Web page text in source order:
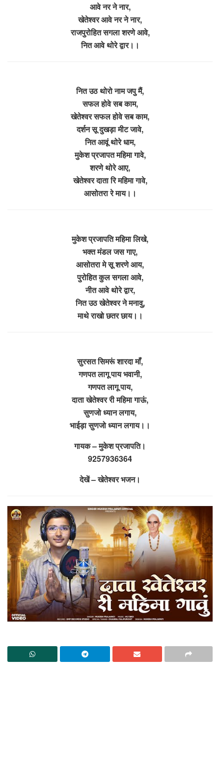
आवे नर ने नार,
खेतेश्वर आवे नर ने नार,
राजपुरोहित सगला शरणे आवे,
नित आवे थोरे द्वार।।
नित उठ थोरो नाम जपु मैं,
सफल होवे सब काम,
खेतेश्वर सफल होवे सब काम,
दर्शन सू दुखड़ा मीट जावे,
नित आवूं थोरे धाम,
मुकेश प्रजापत महिमा गावे,
शरणे थोरे आए,
खेतेश्वर दाता रि महिमा गावे,
आसोतरा रे माय।।
मुकेश प्रजापति महिमा लिखे,
भक्त मंडल जस गाए,
आसोतरा मे सू शरणे आय,
पुरोहित कुल सगला आवे,
नीत आवे थोरे द्वार,
नित उठ खेतेश्वर ने मनावु,
माथे राखो छतर छाय।।
सुरसत सिमरूं शारदा माँ,
गणपत लागू पाय भवानी,
गणपत लागू पाय,
दाता खेतेश्वर री महिमा गाऊं,
सुणजो ध्यान लगाय,
भाईड़ा सुणजो ध्यान लगाय।।
गायक – मुकेश प्रजापति।
9257936364
देखें – खेतेश्वर भजन।